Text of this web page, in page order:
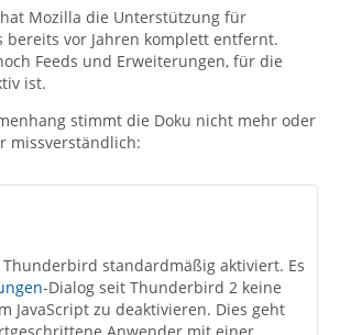
hat Mozilla die Unterstützung für
bereits vor Jahren komplett entfernt.
Feeds und Erweiterungen, für die
ist.
stimmt die Doku nicht mehr oder
missverständlich:
Thunderbird standardmäßig aktiviert. Es
-Dialog seit Thunderbird 2 keine
JavaScript zu deaktivieren. Dies geht